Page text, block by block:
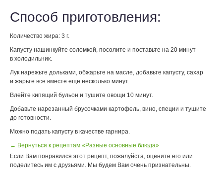
Способ приготовления:
Количество жира: 3 г.
Капусту нашинкуйте соломкой, посолите и поставьте на 20 минут
в холодильник.
Лук нарежьте дольками, обжарьте на масле, добавьте капусту, сахар
и жарьте все вместе еще несколько минут.
Влейте кипящий бульон и тушите овощи 10 минут.
Добавьте нарезанный брусочками картофель, вино, специи и тушите
до готовности.
Можно подать капусту в качестве гарнира.
← Вернуться к рецептам «Разные основные блюда»
Если Вам понравился этот рецепт, пожалуйста, оцените его или
поделитесь им с друзьями. Мы будем Вам очень признательны.